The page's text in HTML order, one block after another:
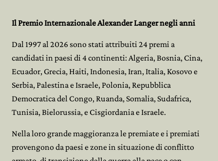
Il Premio Internazionale Alexander Langer negli anni
Dal 1997 al 2026 sono stati attribuiti 24 premi a
candidati in paesi di 4 continenti: Algeria, Bosnia, Cina,
Ecuador, Grecia, Haiti, Indonesia, Iran, Italia, Kosovo e
Serbia, Palestina e Israele, Polonia, Repubblica
Democratica del Congo, Ruanda, Somalia, Sudafrica,
Tunisia, Bielorussia, e Cisgiordania e Israele.
Nella loro grande maggioranza le premiate e i premiati
provengono da paesi e zone in situazione di conflitto